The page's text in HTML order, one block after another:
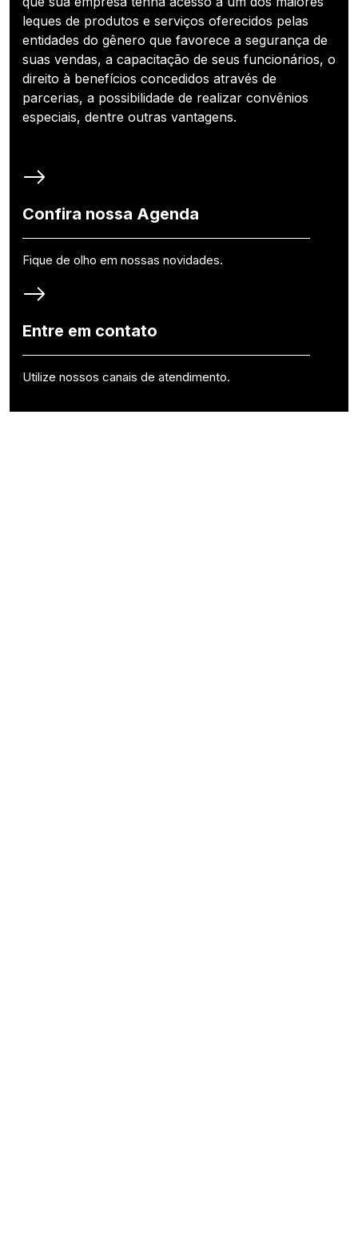
leques de produtos e serviços oferecidos pelas
entidades do gênero que favorece a segurança de
suas vendas, a capacitação de seus funcionários, o
direito à benefícios concedidos através de
parcerias, a possibilidade de realizar convênios
especiais, dentre outras vantagens.
Confira nossa Agenda
Fique de olho em nossas novidades.
Entre em contato
Utilize nossos canais de atendimento.